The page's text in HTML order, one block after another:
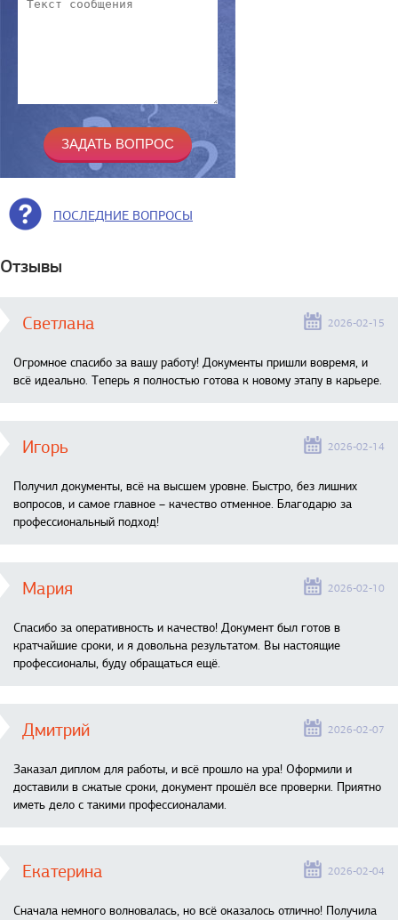
ПОСЛЕДНИЕ ВОПРОСЫ
Отзывы
Светлана 2026-02-15
Огромное спасибо за вашу работу! Документы пришли вовремя, и
всё идеально. Теперь я полностью готова к новому этапу в карьере.
Игорь 2026-02-14
Получил документы, всё на высшем уровне. Быстро, без лишних
вопросов, и самое главное – качество отменное. Благодарю за
профессиональный подход!
Мария 2026-02-10
Спасибо за оперативность и качество! Документ был готов в
кратчайшие сроки, и я довольна результатом. Вы настоящие
профессионалы, буду обращаться ещё.
Дмитрий 2026-02-07
Заказал диплом для работы, и всё прошло на ура! Оформили и
доставили в сжатые сроки, документ прошёл все проверки. Приятно
иметь дело с такими профессионалами.
Екатерина 2026-02-04
Сначала немного волновалась, но всё оказалось отлично! Получила